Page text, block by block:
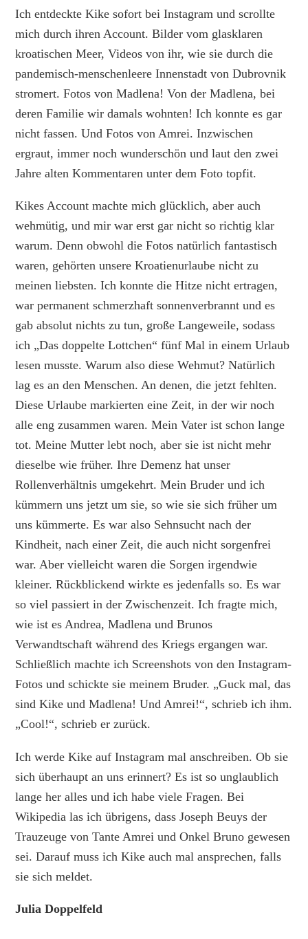
Ich entdeckte Kike sofort bei Instagram und scrollte
mich durch ihren Account. Bilder vom glasklaren
kroatischen Meer, Videos von ihr, wie sie durch die
pandemisch-menschenleere Innenstadt von Dubrovnik
stromert. Fotos von Madlena! Von der Madlena, bei
deren Familie wir damals wohnten! Ich konnte es gar
nicht fassen. Und Fotos von Amrei. Inzwischen
ergraut, immer noch wunderschön und laut den zwei
Jahre alten Kommentaren unter dem Foto topfit.
Kikes Account machte mich glücklich, aber auch
wehmütig, und mir war erst gar nicht so richtig klar
warum. Denn obwohl die Fotos natürlich fantastisch
waren, gehörten unsere Kroatienurlaube nicht zu
meinen liebsten. Ich konnte die Hitze nicht ertragen,
war permanent schmerzhaft sonnenverbrannt und es
gab absolut nichts zu tun, große Langeweile, sodass
ich „Das doppelte Lottchen“ fünf Mal in einem Urlaub
lesen musste. Warum also diese Wehmut? Natürlich
lag es an den Menschen. An denen, die jetzt fehlten.
Diese Urlaube markierten eine Zeit, in der wir noch
alle eng zusammen waren. Mein Vater ist schon lange
tot. Meine Mutter lebt noch, aber sie ist nicht mehr
dieselbe wie früher. Ihre Demenz hat unser
Rollenverhältnis umgekehrt. Mein Bruder und ich
kümmern uns jetzt um sie, so wie sie sich früher um
uns kümmerte. Es war also Sehnsucht nach der
Kindheit, nach einer Zeit, die auch nicht sorgenfrei
war. Aber vielleicht waren die Sorgen irgendwie
kleiner. Rückblickend wirkte es jedenfalls so. Es war
so viel passiert in der Zwischenzeit. Ich fragte mich,
wie ist es Andrea, Madlena und Brunos
Verwandtschaft während des Kriegs ergangen war.
Schließlich machte ich Screenshots von den Instagram-
Fotos und schickte sie meinem Bruder. „Guck mal, das
sind Kike und Madlena! Und Amrei!“, schrieb ich ihm.
„Cool!“, schrieb er zurück.
Ich werde Kike auf Instagram mal anschreiben. Ob sie
sich überhaupt an uns erinnert? Es ist so unglaublich
lange her alles und ich habe viele Fragen. Bei
Wikipedia las ich übrigens, dass Joseph Beuys der
Trauzeuge von Tante Amrei und Onkel Bruno gewesen
sei. Darauf muss ich Kike auch mal ansprechen, falls
sie sich meldet.
Julia Doppelfeld